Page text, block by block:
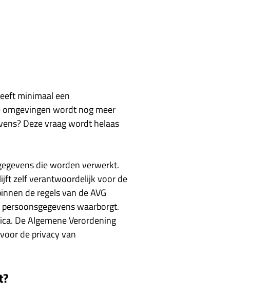
minimaal een
wordt nog meer
Deze vraag wordt helaas
die worden verwerkt.
zelf verantwoordelijk voor de
de regels van de AVG
waarborgt.
De Algemene Verordening
de privacy van